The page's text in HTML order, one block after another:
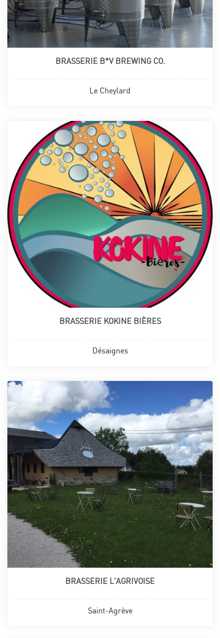
BRASSERIE B*V BREWING CO.
Le Cheylard
BRASSERIE KOKINE BIÈRES
Désaignes
BRASSERIE L'AGRIVOISE
Saint-Agrève